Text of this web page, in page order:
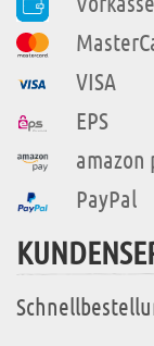
VISA
EPS
amazon
PayPal